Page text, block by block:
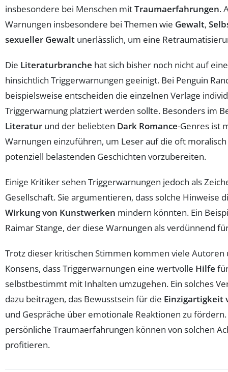
insbesondere bei Menschen mitTraumaerfahrungen.
Warnungen insbesondere bei Themen wie Gewalt,
sexueller Gewalt unerlässlich, um eine
Die Literaturbranche hat sich bisher noch nicht auf
hinsichtlich Triggerwarnungen geeinigt. Bei Penguin
beispielsweise entscheiden die einzelnen Verlage
Triggerwarnung platziert werden sollte. Besonders im
Literatur und der beliebten Dark Romance-Genres ist
Warnungen einzuführen, um Leser auf die oft
potenziell belastenden Geschichten vorzubereiten.
Einige Kritiker sehen Triggerwarnungen jedoch als
Gesellschaft. Sie argumentieren, dass solche Hinweise
Wirkung von Kunstwerken mindern könnten. Ein
Raimar Stange, der diese Warnungen als verdünnend
Trotz dieser kritischen Stimmen kommen viele Autoren
Konsens, dass Triggerwarnungen eine wertvolle Hilfe
selbstbestimmt mit Inhalten umzugehen. Ein solches
dazu beitragen, das Bewusstsein für die Einzigartigkeit
und Gespräche über emotionale Reaktionen zu
persönliche Traumaerfahrungen können von solchen
profitieren.